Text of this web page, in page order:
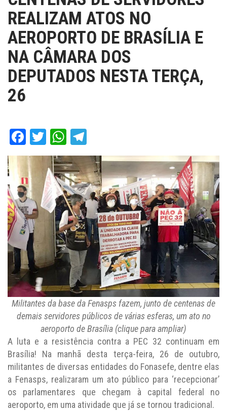
REALIZAM ATOS NO
AEROPORTO DE BRASÍLIA E
NA CÂMARA DOS
DEPUTADOS NESTA TERÇA,
26
Facebook
TwitterWhatsApp
Militantes da base da Fenasps fazem, junto de centenas de
demais servidores públicos de várias esferas, um ato no
aeroporto de Brasília (clique para ampliar)
A luta e a resistência contra a PEC 32 continuam em
Brasília! Na manhã desta terça-feira, 26 de outubro,
militantes de diversas entidades do Fonasefe, dentre elas
a Fenasps, realizaram um ato público para ‘recepcionar’
os parlamentares que chegam à capital federal no
aeroporto, em uma atividade que já se tornou tradicional.